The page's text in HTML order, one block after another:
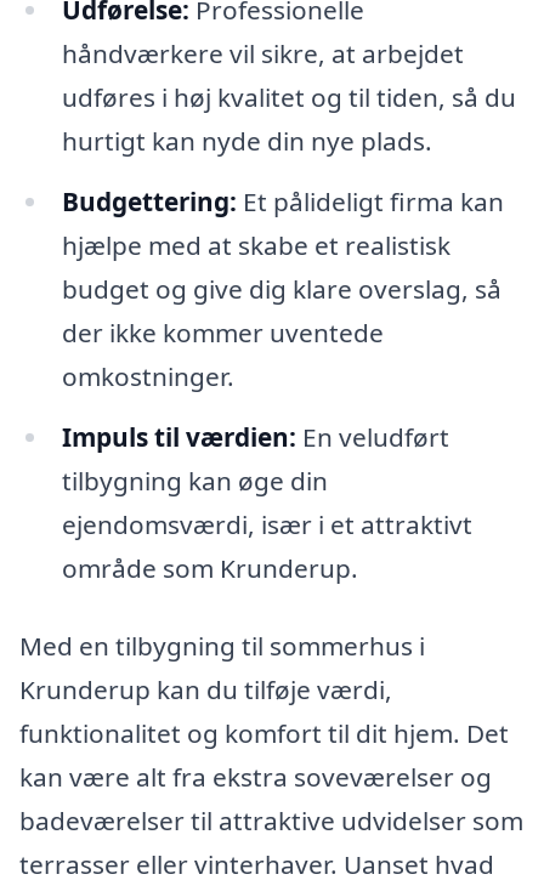
Udførelse: Professionelle
håndværkere vil sikre, at arbejdet
udføres i høj kvalitet og til tiden, så du
hurtigt kan nyde din nye plads.
Budgettering: Et pålideligt firma kan
hjælpe med at skabe et realistisk
budget og give dig klare overslag, så
der ikke kommer uventede
omkostninger.
Impuls til værdien: En veludført
tilbygning kan øge din
ejendomsværdi, især i et attraktivt
område som Krunderup.
Med en tilbygning til sommerhus i
Krunderup kan du tilføje værdi,
funktionalitet og komfort til dit hjem. Det
kan være alt fra ekstra soveværelser og
badeværelser til attraktive udvidelser som
terrasser eller vinterhaver. Uanset hvad